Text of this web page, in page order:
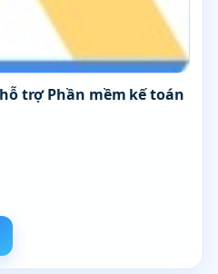
hỗ trợ Phần mềm kế toán